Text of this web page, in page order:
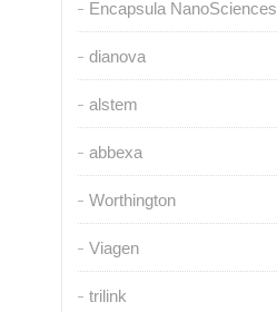
Encapsula NanoSciences
dianova
alstem
abbexa
Worthington
Viagen
trilink